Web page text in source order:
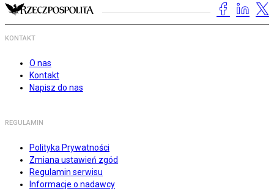
KONTAKT
O nas
Kontakt
Napisz do nas
REGULAMIN
Polityka Prywatności
Zmiana ustawień zgód
Regulamin serwisu
Informacje o nadawcy